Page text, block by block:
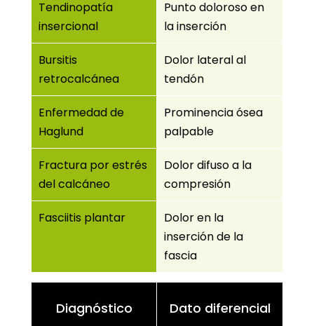
Tendinopatía
insercional
Bursitis
retrocalcánea
Enfermedad de
Haglund
Fractura por estrés
del calcáneo
Fasciitis plantar
Punto doloroso en
la inserción
Dolor lateral al
tendón
Prominencia ósea
palpable
Dolor difuso a la
compresión
Dolor en la
inserción de la
fascia
Diagnóstico Dato diferencial